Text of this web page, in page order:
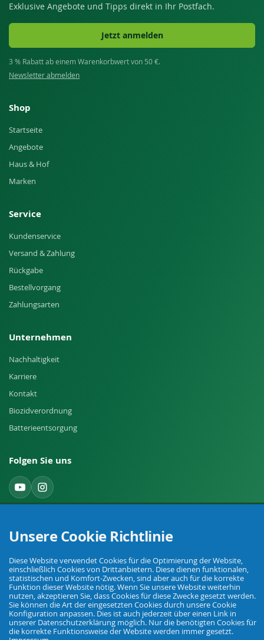
Exklusive Angebote und Tipps direkt in Ihr Postfach.
Jetzt anmelden
3 % Rabatt ab einem Warenkorbwert von 50 €.
Newsletter abmelden
Shop
Startseite
Angebote
Haus & Hof
Marken
Service
Kundenservice
Versand & Zahlung
Rückgabe
Bestellvorgang
Zahlungsarten
Unternehmen
Nachhaltigkeit
Karriere
Kontakt
Biozidverordnung
Batterieentsorgung
Folgen Sie uns
Ihr Fachhandel für Landwirtschaft, Viehhaltung, Haus, Hof und Garten.
Unsere Cookie Richtlinie
Diese Website verwendet Cookies für die Optimierung der Website,
einschließlich Cookies von Drittanbietern. Diese dienen funktionalen,
statistischen und Komfort-Zwecken, sind aber auch für die korrekte
Funktion dieser Website nötig. Wenn Sie unsere Website weiterhin
nutzen, akzeptieren Sie, dass Cookies für diese Zwecke gesetzt werden.
Sie können die Art der eingesetzten Cookies durch unsere Cookie
Konfiguration anpassen. Dies ist auch jederzeit über einen Link in
unserer Datenschutzerklärung möglich. Nur die benötigten Cookies für
die korrekte Funktionsweise der Website werden immer gesetzt.